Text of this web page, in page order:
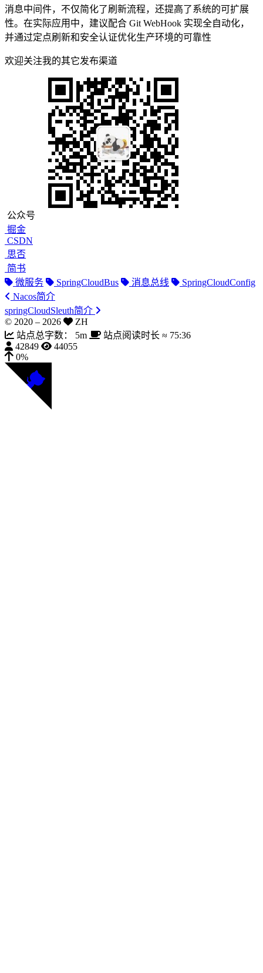
消息中间件，不仅简化了刷新流程，还提高了系统的可扩展
性。在实际应用中，建议配合 Git WebHook 实现全自动化，
并通过定点刷新和安全认证优化生产环境的可靠性
欢迎关注我的其它发布渠道
公众号
掘金
CSDN
思否
简书
微服务
SpringCloudBus 消息总线
SpringCloudConfig
Nacos简介
springCloudSleuth简介
© 2020 – 2026
ZH
站点总字数：
5m 站点阅读时长 ≈ 75:36
42849
44055
0%